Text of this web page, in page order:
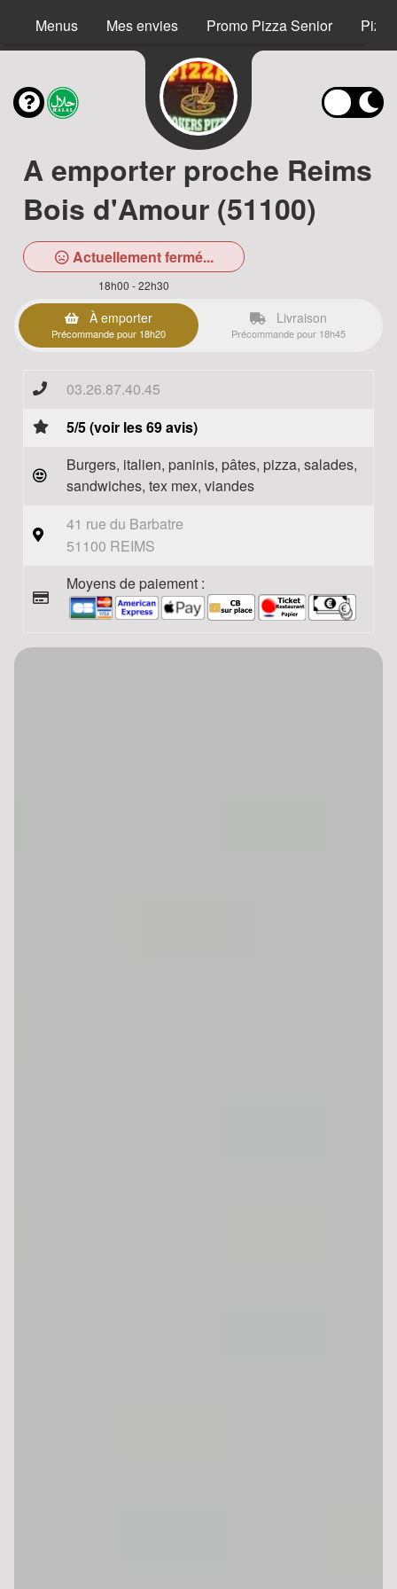
Menus Mes envies Promo Pizza Senior
A emporter proche Reims
Bois d'Amour (51100)
Actuellement fermé...
18h00 - 22h30
À emporter
Précommande pour 18h20
Livraison
Précommande pour 18h45
03.26.87.40.45
5/5 (voir les 69 avis)
Burgers, italien, paninis, pâtes, pizza, salades,
sandwiches, tex mex, viandes
41 rue du Barbatre
51100 REIMS
Moyens de paiement :